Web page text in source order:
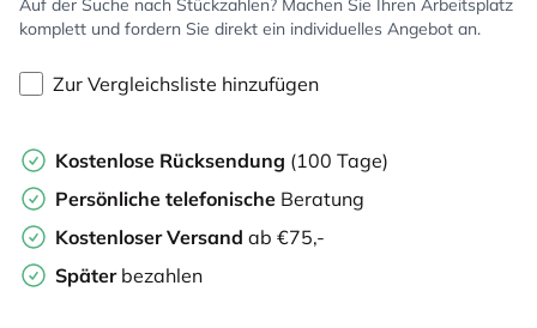
Auf der Suche nach Stückzahlen? Machen Sie Ihren Arbeitsplatz
komplett und fordern Sie direkt ein individuelles Angebot an.
Zur Vergleichsliste hinzufügen
Kostenlose Rücksendung (100 Tage)
Persönliche telefonische Beratung
Kostenloser Versand ab €75,-
Später bezahlen